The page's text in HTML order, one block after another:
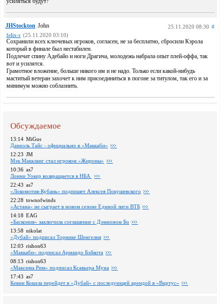
JHStockton John 25.11.2020 08:30 #
felix-r (25.11.2020 03:10)
Сохранили всех ключевых игроков, согласен, не за бесплатно, сбросили Кэрола
который в финале был нестабилен.
Подлечат спину Адебайо и ноги Драгича, молодежь набрала опыт плей-оффа, так
вот и усилятся.
Грамотное вложение, больше никого им и не надо. Только если какой-нибудь
маститый ветеран захочет к ним присоединиться в погоне за титулом, так его и за
минимум можно соблазнить.
Обсуждаемое
13:14 MiGus
Даниэль Тайс - официально в «Маккаби»
12:23 JM
Мэк Маккланг стал игроком «Жироны»
10:36 as7
Лонни Уокер возвращается в НБА
22:43 as7
«Локомотив-Кубань» подпишет Алексея Покушевского
22:28 townofwinds
«Астана» не сыграет в новом сезоне Единой лиги ВТБ
14:18 EAG
«Баскония» заключила соглашение с Дэмионом Бо
13:58 nikolat
«Дубай» подписал Торнике Шенгелия
12:03 rishon63
«Маккаби» подписал Армандо Бэйкота
08:13 rishon63
«Максима Рим» подписал Ксавьера Муна
17:43 as7
Кевин Кокила перейдет в «Дубай» с последующей арендой в «Виртус»